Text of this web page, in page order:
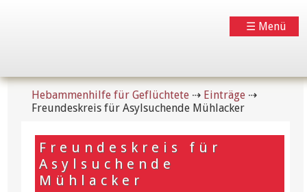
☰ Menü
Hebammenhilfe für Geflüchtete ⇢ Einträge ⇢
Freundeskreis für Asylsuchende Mühlacker
Freundeskreis für
Asylsuchende
Mühlacker